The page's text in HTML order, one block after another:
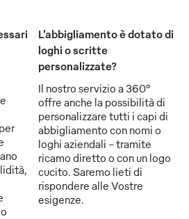
L'abbigliamento è dotato di
loghi o scritte
personalizzate?
Il nostro servizio a 360°
offre anche la possibilità di
personalizzare tutti i capi di
abbigliamento con nomi o
loghi aziendali - tramite
ricamo diretto o con un logo
cucito. Saremo lieti di
rispondere alle Vostre
esigenze.